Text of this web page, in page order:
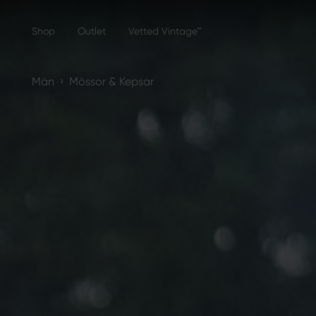
Shop Outlet Vetted Vintage™
Män › Mössor & Kepsar